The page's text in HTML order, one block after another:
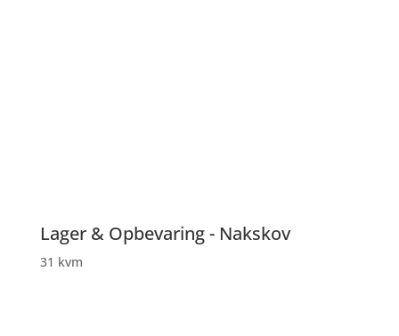
Lager & Opbevaring - Nakskov
31 kvm